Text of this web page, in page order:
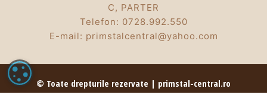
C, PARTER
Telefon: 0728.992.550
E-mail: primstalcentral@yahoo.com
© Toate drepturile rezervate | primstal-central.ro